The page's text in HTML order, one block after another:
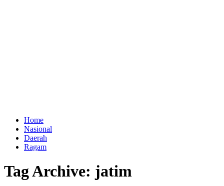
Home
Nasional
Daerah
Ragam
Tag Archive: jatim